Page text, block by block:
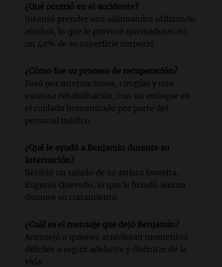
¿Qué ocurrió en el accidente?
Intentó prender una salamandra utilizando
alcohol, lo que le provocó quemaduras en
un 40% de su superficie corporal.
¿Cómo fue su proceso de recuperación?
Pasó por internaciones, cirugías y una
extensa rehabilitación, con un enfoque en
el cuidado humanizado por parte del
personal médico.
¿Qué le ayudó a Benjamín durante su
internación?
Recibió un saludo de su artista favorita,
Eugenia Quevedo, lo que le brindó ánimo
durante su tratamiento.
¿Cuál es el mensaje que dejó Benjamín?
Aconsejó a quienes atraviesan momentos
difíciles a seguir adelante y disfrutar de la
vida.